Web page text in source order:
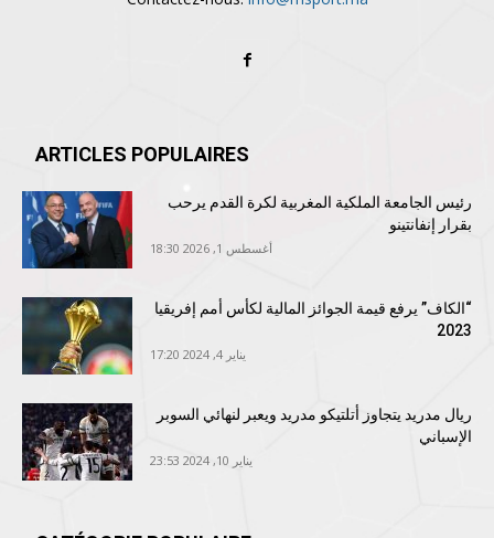
ARTICLES POPULAIRES
رئيس الجامعة الملكية المغربية لكرة القدم يرحب
بقرار إنفانتينو
أغسطس 1, 2026 18:30
“الكاف” يرفع قيمة الجوائز المالية لكأس أمم إفريقيا
2023
يناير 4, 2024 17:20
ريال مدريد يتجاوز أتلتيكو مدريد ويعبر لنهائي السوبر
الإسباني
يناير 10, 2024 23:53